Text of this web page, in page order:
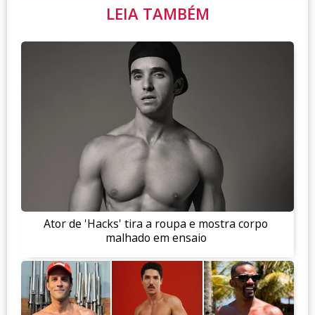
LEIA TAMBÉM
Ator de 'Hacks' tira a roupa e mostra corpo
malhado em ensaio